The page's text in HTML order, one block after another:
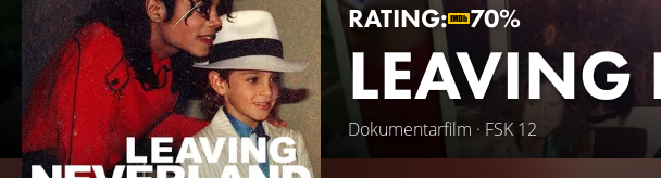
RATING: 70%
LEAVING
Dokumentarfilm · FSK 12